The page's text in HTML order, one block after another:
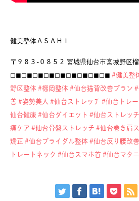
健美整体ＡＳＡＨＩ
〒９８３-０８５２ 宮城県仙台市宮城野
◻︎◼︎◻︎◼︎◻︎◼︎◻︎◼︎◻︎◼︎◻︎◼︎◻︎◼︎◻︎◼︎◻︎◼︎ #健美整
野区整体 #榴岡整体 #仙台猫背改善プラン #
善 #姿勢美人 #仙台ストレッチ #仙台トレー
仙台健康 #仙台ダイエット #仙台ストレッ
痛ケア #仙台骨盤ストレッチ #仙台巻き肩
矯正 #仙台ブライダル整体 #仙台反り腰改善
トレートネック #仙台スマホ首 #仙台マタ